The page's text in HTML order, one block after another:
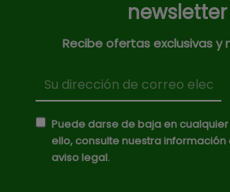
newsletter
Recibe ofertas exclusivas y
Puede darse de baja en
ello, consulte nuestra
aviso legal.